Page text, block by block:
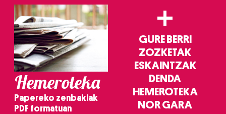
Hemeroteka
Papereko zenbakiak
PDF formatuan
+
GURE BERRI
ZOZKETAK
ESKAINTZAK
DENDA
HEMEROTEKA
NOR GARA